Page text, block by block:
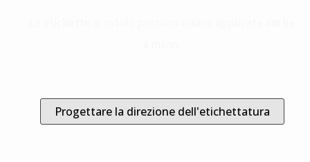
Progettare la direzione dell'etichettatura